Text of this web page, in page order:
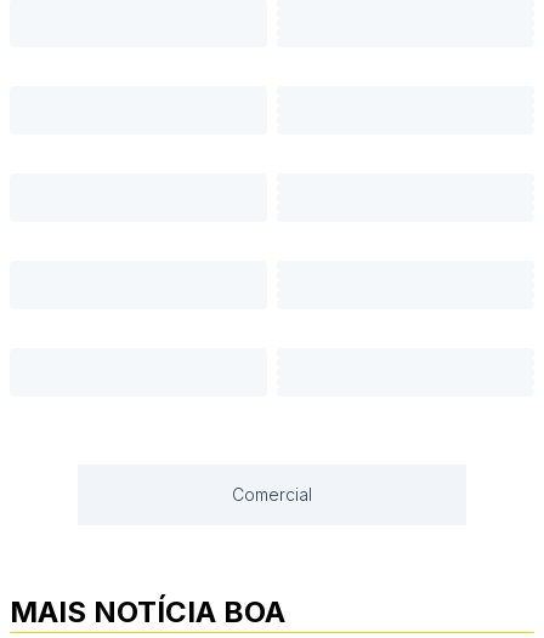
Comercial
MAIS NOTÍCIA BOA